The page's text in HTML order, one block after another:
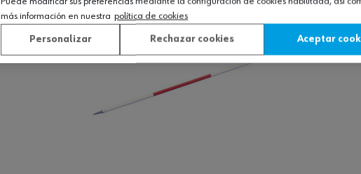
más información en nuestra política de cookies
Personalizar Rechazar cookies Aceptar